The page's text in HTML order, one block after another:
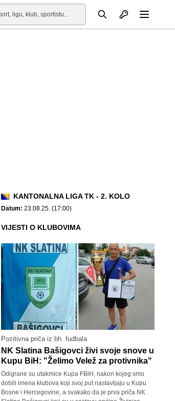
Otvori profil
KANTONALNA LIGA TK - 2. KOLO
Datum: 23.08.25. (17:00)
VIJESTI O KLUBOVIMA
Pozitivna priča iz bh. fudbala
NK Slatina Bašigovci živi svoje snove u
Kupu BiH: "Želimo Velež za protivnika"
Odigrane su utakmice Kupa FBiH, nakon kojeg smo
dobili imena klubova koji svoj put nastavljaju u Kupu
Bosne i Hercegovine, a svakako da je prva priča NK